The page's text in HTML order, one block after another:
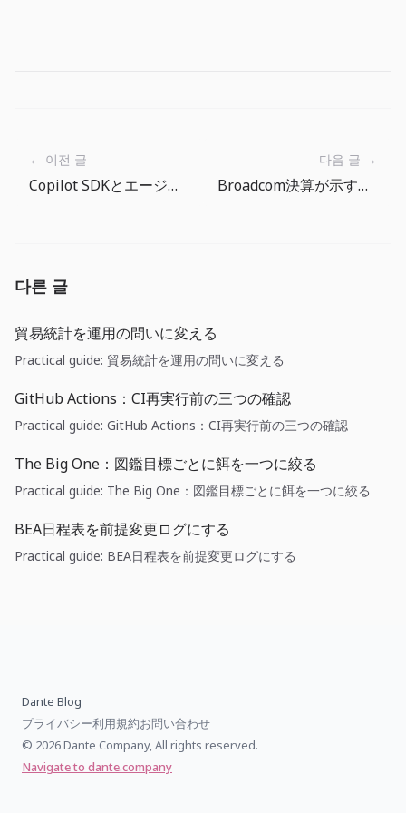
← 이전 글
Copilot SDKとエージェント安全性検証: AI開発ツールは統制面が本番機能になる
다음 글 →
Broadcom決算が示すGPU後のAIコスト層
다른 글
貿易統計を運用の問いに変える
Practical guide: 貿易統計を運用の問いに変える
GitHub Actions：CI再実行前の三つの確認
Practical guide: GitHub Actions：CI再実行前の三つの確認
The Big One：図鑑目標ごとに餌を一つに絞る
Practical guide: The Big One：図鑑目標ごとに餌を一つに絞る
BEA日程表を前提変更ログにする
Practical guide: BEA日程表を前提変更ログにする
Dante Blog
プライバシー利用規約お問い合わせ
© 2026 Dante Company, All rights reserved.
Navigate to dante.company